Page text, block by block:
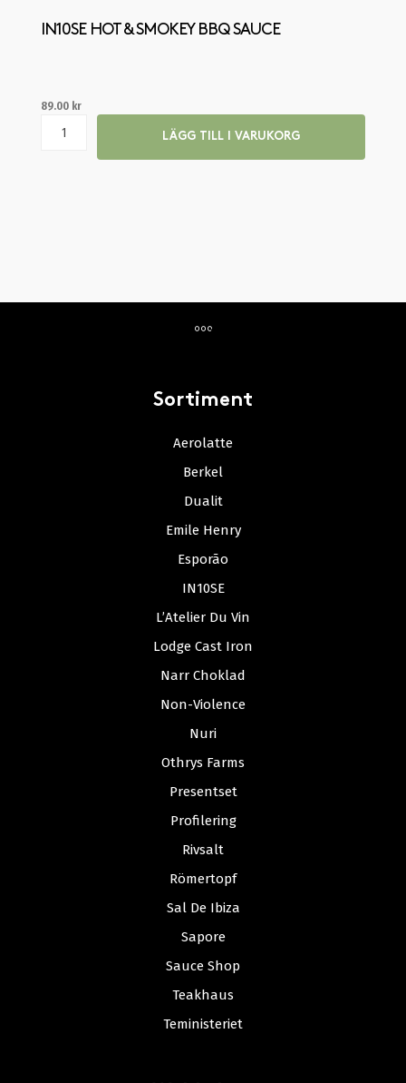
IN10SE HOT & SMOKEY BBQ SAUCE
89.00 kr
LÄGG TILL I VARUKORG
Sortiment
Aerolatte
Berkel
Dualit
Emile Henry
Esporão
IN10SE
L’Atelier Du Vin
Lodge Cast Iron
Narr Choklad
Non-Violence
Nuri
Othrys Farms
Presentset
Profilering
Rivsalt
Römertopf
Sal De Ibiza
Sapore
Sauce Shop
Teakhaus
Teministeriet